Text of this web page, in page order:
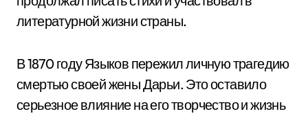
литературной жизни страны.
В 1870 году Языков пережил личную трагедию
смертью своей жены Дарьи. Это оставило
серьезное влияние на его творчество и жизнь